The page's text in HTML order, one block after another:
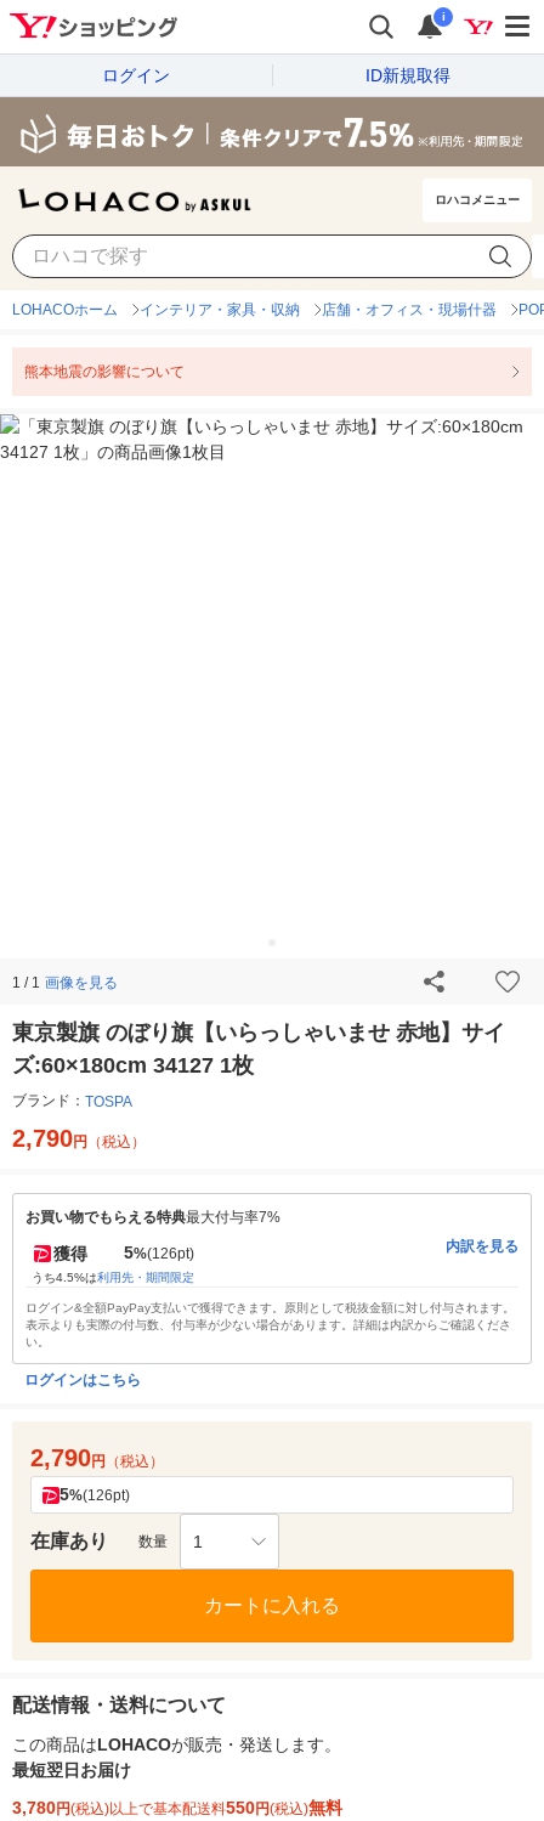
i
ログイン ID新規取得
ロハコメニュー
LOHACOホーム インテリア・家具・収納 店舗・オフィス・現場什器
熊本地震の影響について
1 / 1 画像を見る
東京製旗 のぼり旗【いらっしゃいませ 赤地】サイ
ズ:60×180cm 34127 1枚
ブランド： TOSPA
2,790円 （税込）
お買い物でもらえる特典最大付与率7%
獲得 5%(126pt)
うち4.5%は利用先・期間限定
内訳を見る
ログイン&全額PayPay支払いで獲得できます。原則として税抜金額に対し付与されます。
表示よりも実際の付与数、付与率が少ない場合があります。詳細は内訳からご確認くださ
い。
ログインはこちら
2,790円 （税込）
5%(126pt)
在庫あり 数量 1
カートに入れる
配送情報・送料について
この商品はLOHACOが販売・発送します。
最短翌日お届け
3,780円(税込)以上で基本配送料550円(税込)無料